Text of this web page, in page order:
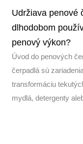
Udržiava penové
dlhodobom
penový výkon?
Úvod do penových
čerpadlá sú
transformáciu
mydlá, detergenty